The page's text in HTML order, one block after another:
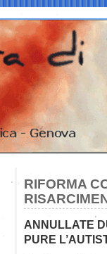
RIFORMA
ANNULLATE
PURE